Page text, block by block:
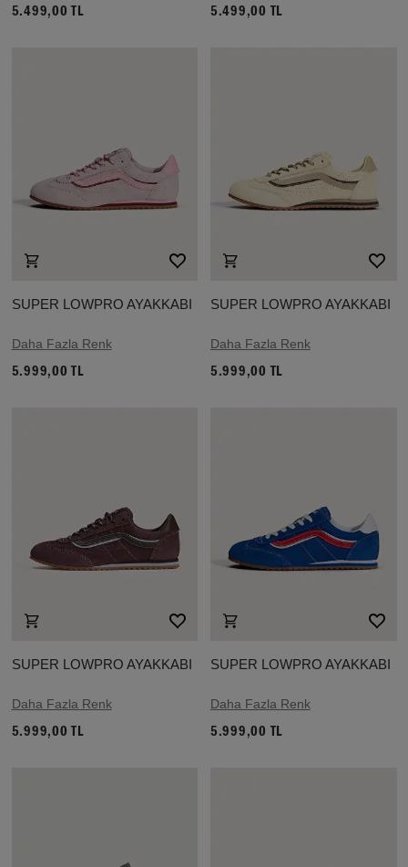
5.499,00 TL 5.499,00 TL
SUPER LOWPRO AYAKKABI
Daha Fazla Renk
5.999,00 TL
SUPER LOWPRO AYAKKABI
Daha Fazla Renk
5.999,00 TL
SUPER LOWPRO AYAKKABI
Daha Fazla Renk
5.999,00 TL
SUPER LOWPRO AYAKKABI
Daha Fazla Renk
5.999,00 TL